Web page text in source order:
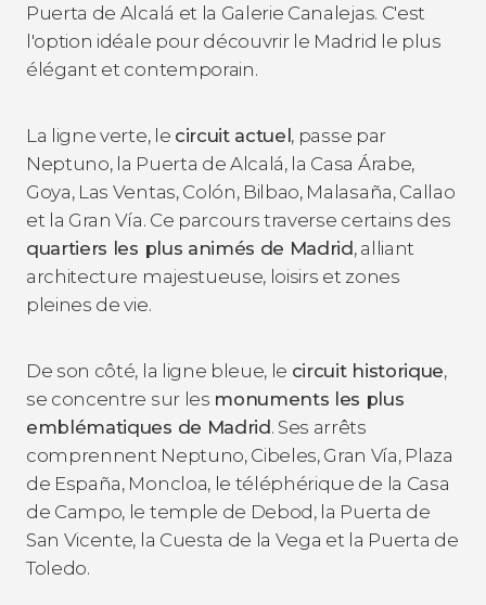
Puerta de Alcalá et la Galerie Canalejas. C'est
l'option idéale pour découvrir le Madrid le plus
élégant et contemporain.
La ligne verte, le circuit actuel, passe par
Neptuno, la Puerta de Alcalá, la Casa Árabe,
Goya, Las Ventas, Colón, Bilbao, Malasaña, Callao
et la Gran Vía. Ce parcours traverse certains des
quartiers les plus animés de Madrid, alliant
architecture majestueuse, loisirs et zones
pleines de vie.
De son côté, la ligne bleue, le circuit historique,
se concentre sur les monuments les plus
emblématiques de Madrid. Ses arrêts
comprennent Neptuno, Cibeles, Gran Vía, Plaza
de España, Moncloa, le téléphérique de la Casa
de Campo, le temple de Debod, la Puerta de
San Vicente, la Cuesta de la Vega et la Puerta de
Toledo.